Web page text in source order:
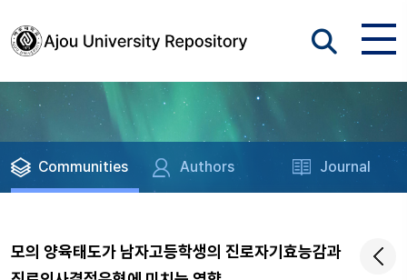
Communities Authors Journal
모의 양육태도가 남자고등학생의 진로자기효능감과